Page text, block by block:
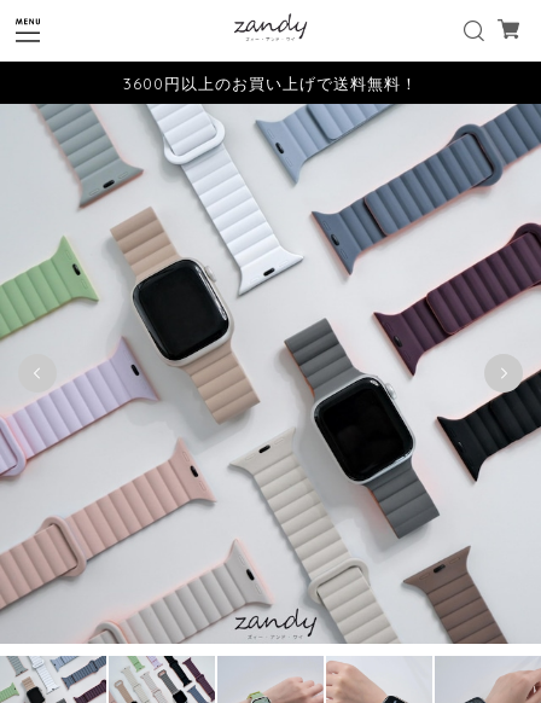
3600円以上のお買い上げで送料無料！